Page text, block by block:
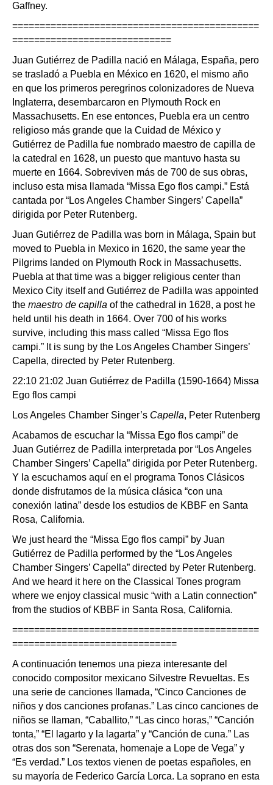
Gaffney.
=============================================
=============================
Juan Gutiérrez de Padilla nació en Málaga, España, pero
se trasladó a Puebla en México en 1620, el mismo año
en que los primeros peregrinos colonizadores de Nueva
Inglaterra, desembarcaron en Plymouth Rock en
Massachusetts. En ese entonces, Puebla era un centro
religioso más grande que la Cuidad de México y
Gutiérrez de Padilla fue nombrado maestro de capilla de
la catedral en 1628, un puesto que mantuvo hasta su
muerte en 1664. Sobreviven más de 700 de sus obras,
incluso esta misa llamada “Missa Ego flos campi.” Está
cantada por “Los Angeles Chamber Singers’ Capella”
dirigida por Peter Rutenberg.
Juan Gutiérrez de Padilla was born in Málaga, Spain but
moved to Puebla in Mexico in 1620, the same year the
Pilgrims landed on Plymouth Rock in Massachusetts.
Puebla at that time was a bigger religious center than
Mexico City itself and Gutiérrez de Padilla was appointed
the maestro de capilla of the cathedral in 1628, a post he
held until his death in 1664. Over 700 of his works
survive, including this mass called “Missa Ego flos
campi.” It is sung by the Los Angeles Chamber Singers’
Capella, directed by Peter Rutenberg.
22:10 21:02 Juan Gutiérrez de Padilla (1590-1664) Missa
Ego flos campi
Los Angeles Chamber Singer’s Capella, Peter Rutenberg
Acabamos de escuchar la “Missa Ego flos campi” de
Juan Gutiérrez de Padilla interpretada por “Los Angeles
Chamber Singers’ Capella” dirigida por Peter Rutenberg.
Y la escuchamos aquí en el programa Tonos Clásicos
donde disfrutamos de la música clásica “con una
conexión latina” desde los estudios de KBBF en Santa
Rosa, California.
We just heard the “Missa Ego flos campi” by Juan
Gutiérrez de Padilla performed by the “Los Angeles
Chamber Singers’ Capella” directed by Peter Rutenberg.
And we heard it here on the Classical Tones program
where we enjoy classical music “with a Latin connection”
from the studios of KBBF in Santa Rosa, California.
=============================================
==============================
A continuación tenemos una pieza interesante del
conocido compositor mexicano Silvestre Revueltas. Es
una serie de canciones llamada, “Cinco Canciones de
niños y dos canciones profanas.” Las cinco canciones de
niños se llaman, “Caballito,” “Las cinco horas,” “Canción
tonta,” “El lagarto y la lagarta” y “Canción de cuna.” Las
otras dos son “Serenata, homenaje a Lope de Vega” y
“Es verdad.” Los textos vienen de poetas españoles, en
su mayoría de Federico García Lorca. La soprano en esta